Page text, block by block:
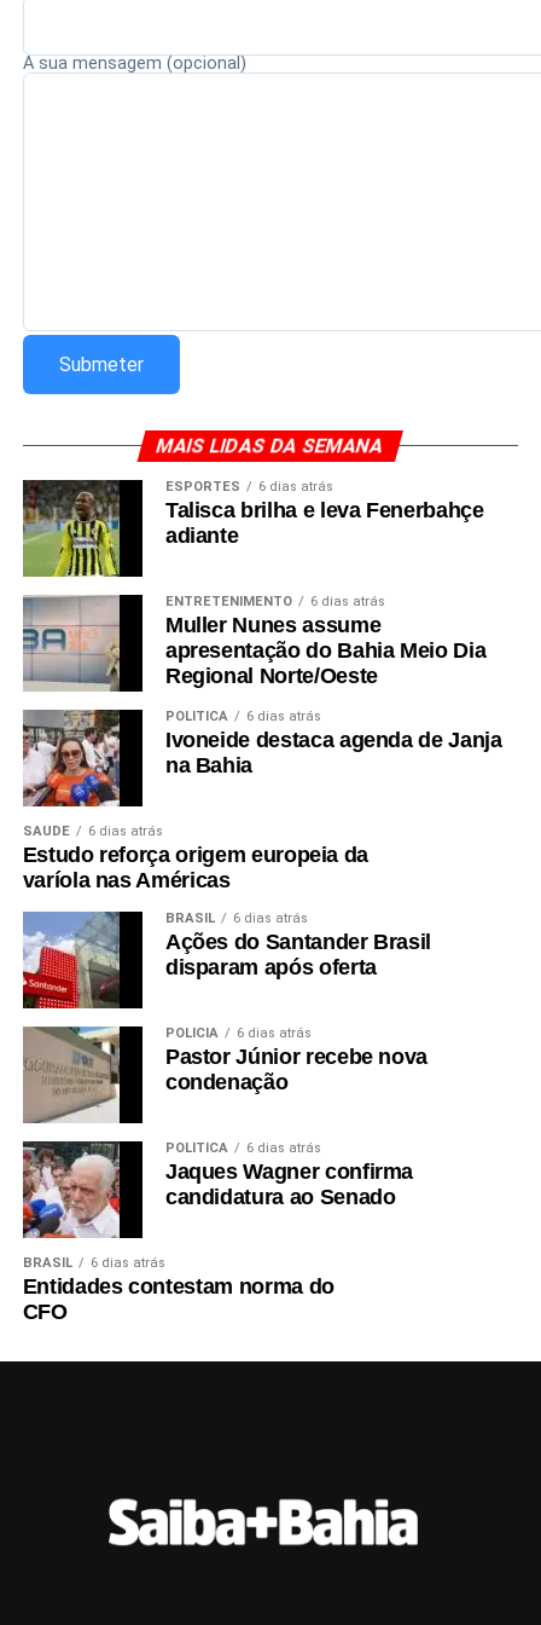
A sua mensagem (opcional)
MAIS LIDAS DA SEMANA
ESPORTES 6 dias atrás
Talisca brilha e leva Fenerbahçe
adiante
ENTRETENIMENTO 6 dias atrás
Muller Nunes assume
apresentação do Bahia Meio Dia
Regional Norte/Oeste
POLÍTICA 6 dias atrás
Ivoneide destaca agenda de Janja
na Bahia
SAÚDE 6 dias atrás
Estudo reforça origem europeia da
varíola nas Américas
BRASIL 6 dias atrás
Ações do Santander Brasil
disparam após oferta
POLÍCIA 6 dias atrás
Pastor Júnior recebe nova
condenação
POLÍTICA 6 dias atrás
Jaques Wagner confirma
candidatura ao Senado
BRASIL 6 dias atrás
Entidades contestam norma do
CFO